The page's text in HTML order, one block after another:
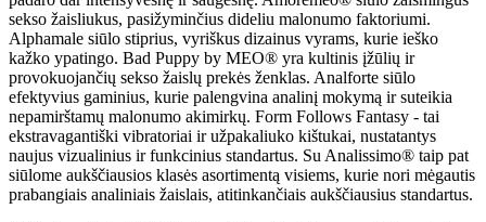
sekso žaisliukus, pasižyminčius dideliu malonumo faktoriumi.
Alphamale siūlo stiprius, vyriškus dizainus vyrams, kurie ieško
kažko ypatingo. Bad Puppy by MEO® yra kultinis įžūlių ir
provokuojančių sekso žaislų prekės ženklas. Analforte siūlo
efektyvius gaminius, kurie palengvina analinį mokymą ir suteikia
nepamirštamų malonumo akimirkų. Form Follows Fantasy - tai
ekstravagantiški vibratoriai ir užpakaliuko kištukai, nustatantys
naujus vizualinius ir funkcinius standartus. Su Analissimo® taip pat
siūlome aukščiausios klasės asortimentą visiems, kurie nori mėgautis
prabangiais analiniais žaislais, atitinkančiais aukščiausius standartus.